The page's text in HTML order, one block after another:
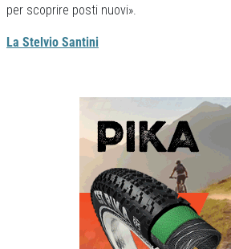
per scoprire posti nuovi».
La Stelvio Santini